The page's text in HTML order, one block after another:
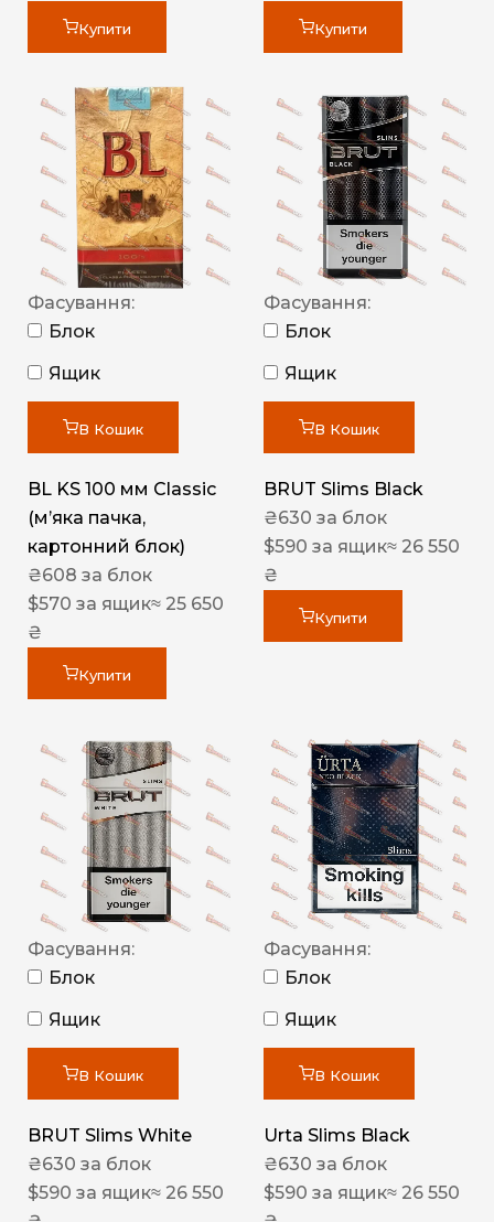
Купити Купити
Фасування:
Блок
Ящик
В Кошик
BL KS 100 мм Classic
(м’яка пачка,
картонний блок)
₴608 за блок
$570 за ящик≈ 25 650
₴
Купити
Фасування:
Блок
Ящик
В Кошик
BRUT Slims Black
₴630 за блок
$590 за ящик≈ 26 550
₴
Купити
Фасування:
Блок
Ящик
В Кошик
BRUT Slims White
₴630 за блок
$590 за ящик≈ 26 550
Фасування:
Блок
Ящик
В Кошик
Urta Slims Black
₴630 за блок
$590 за ящик≈ 26 550